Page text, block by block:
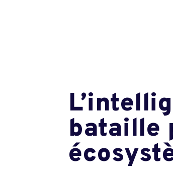
bataille